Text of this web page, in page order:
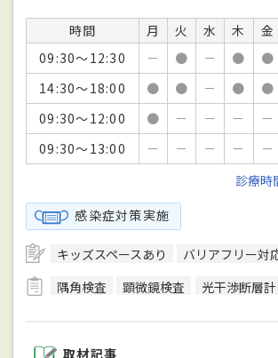
時間 月 火 水 木 金
09:30～12:30
－ ● － ● ●
14:30～18:00
● ● － ● ●
09:30～12:00
● － － － －
09:30～13:00
－ － － － －
診療時
感染症対策実施
キッズスペースあり バリアフリー対
隅角検査
顕微鏡検査 光干渉断層
取材記事